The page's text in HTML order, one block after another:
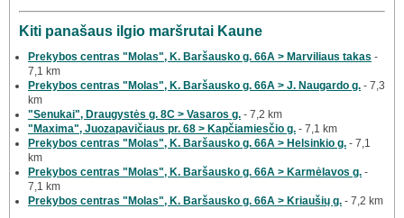
Kiti panašaus ilgio maršrutai Kaune
Prekybos centras "Molas", K. Baršausko g. 66A > Marviliaus takas -
7,1 km
Prekybos centras "Molas", K. Baršausko g. 66A > J. Naugardo g. - 7,3
km
"Senukai", Draugystės g. 8C > Vasaros g. - 7,2 km
"Maxima", Juozapavičiaus pr. 68 > Kapčiamiesčio g. - 7,1 km
Prekybos centras "Molas", K. Baršausko g. 66A > Helsinkio g. - 7,1
km
Prekybos centras "Molas", K. Baršausko g. 66A > Karmėlavos g. -
7,1 km
Prekybos centras "Molas", K. Baršausko g. 66A > Kriaušių g. - 7,2 km